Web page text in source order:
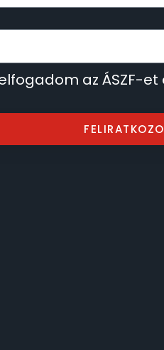
az ÁSZF-
49